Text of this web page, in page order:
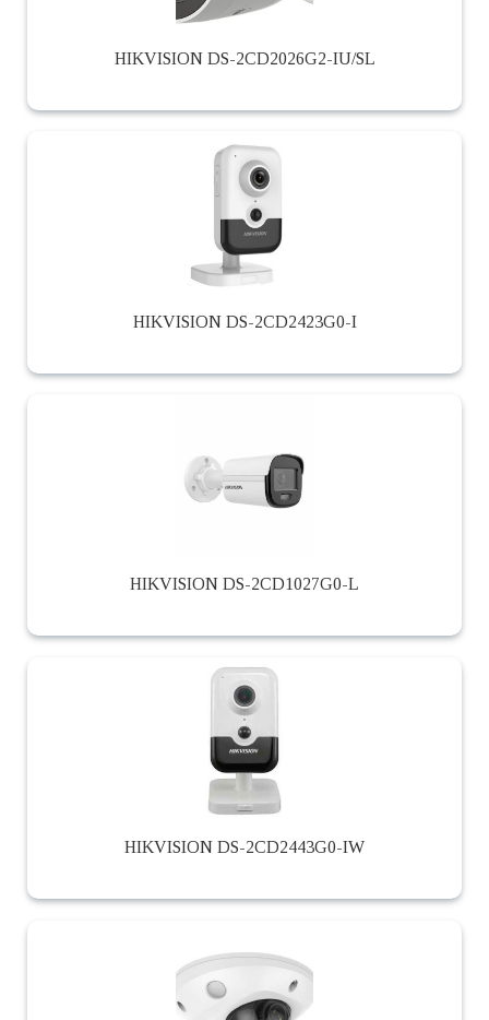
HIKVISION DS-2CD2026G2-IU/SL
HIKVISION DS-2CD2423G0-I
HIKVISION DS-2CD1027G0-L
HIKVISION DS-2CD2443G0-IW